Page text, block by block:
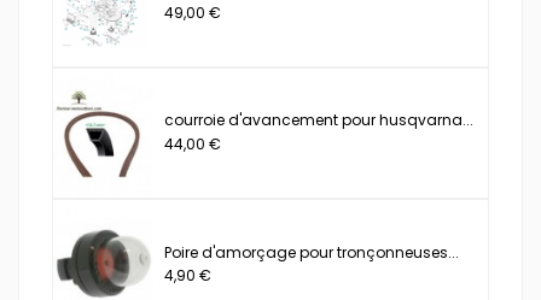
49,00 €
courroie d'avancement pour husqvarna...
44,00 €
Poire d'amorçage pour tronçonneuses...
4,90 €